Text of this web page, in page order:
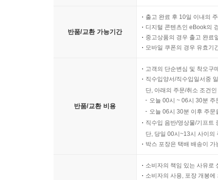
반품/교환 가능기간
출고 완료 후 10일 이내의
디지털 콘텐츠인 eBook의
중고상품의 경우 출고 완료
모바일 쿠폰의 경우 유효기
반품/교환 비용
고객의 단순변심 및 착오구
직수입양서/직수입일서중
단, 아래의 주문/취소 조건
오늘 00시 ~ 06시 30분
오늘 06시 30분 이후 주
직수입 음반/영상물/기프트
단, 당일 00시~13시 사이의
박스 포장은 택배 배송이
소비자의 책임 있는 사유로
소비자의 사용, 포장 개봉